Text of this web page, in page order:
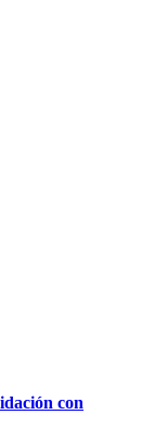
con